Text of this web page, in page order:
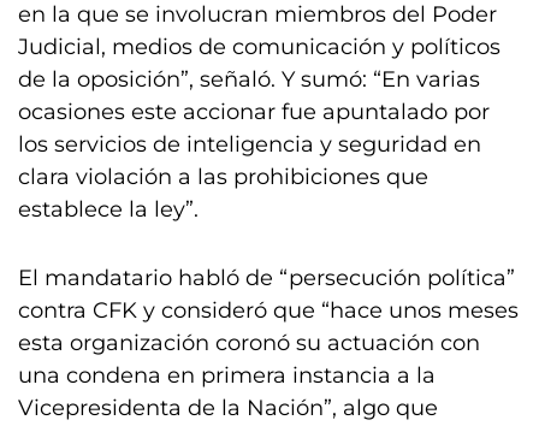
en la que se involucran miembros del Poder
Judicial, medios de comunicación y políticos
de la oposición”, señaló. Y sumó: “En varias
ocasiones este accionar fue apuntalado por
los servicios de inteligencia y seguridad en
clara violación a las prohibiciones que
establece la ley”.
El mandatario habló de “persecución política”
contra CFK y consideró que “hace unos meses
esta organización coronó su actuación con
una condena en primera instancia a la
Vicepresidenta de la Nación”, algo que